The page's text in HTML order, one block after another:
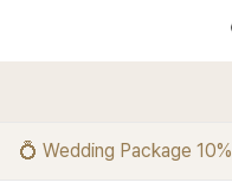
💍 Wedding Package 10%